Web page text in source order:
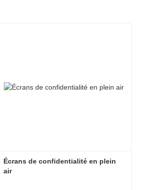
Écrans de confidentialité en plein
air